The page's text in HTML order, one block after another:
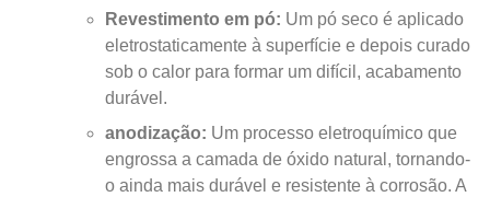
Revestimento em pó: Um pó seco é aplicado
eletrostaticamente à superfície e depois curado
sob o calor para formar um difícil, acabamento
durável.
anodização: Um processo eletroquímico que
engrossa a camada de óxido natural, tornando-
o ainda mais durável e resistente à corrosão. A